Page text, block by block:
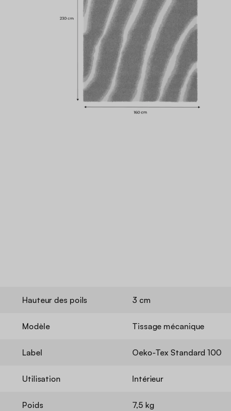
Hauteur des poils 3 cm
Modèle Tissage mécanique
Label Oeko-Tex Standard 100
Utilisation Intérieur
Poids 7,5 kg